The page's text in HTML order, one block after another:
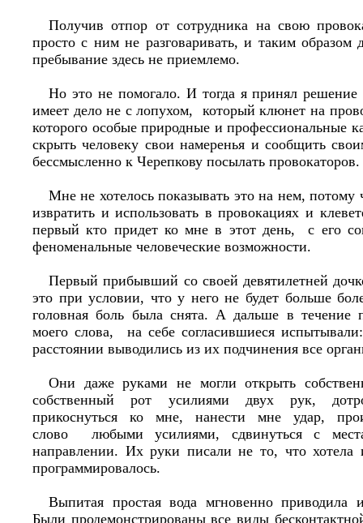
Получив отпор от сотрудника на свою
просто с ним не разговаривать, и таким образом
пребывание здесь не приемлемо.
Но это не помогало. И тогда я принял решение
имеет дело не с лопухом, который клюнет на
которого особые природные и профессиональные
скрыть человеку свои намеренья и сообщить
бессмысленно к Черепкову посылать провокаторов.
Мне не хотелось показывать это на нем, потому
извратить и использовать в провокациях и
первый кто придет ко мне в этот день, с его
феноменальные человеческие возможности.
Первый прибывший со своей девятилетней
это при условии, что у него не будет больше
головная боль была снята. А дальше в течение
моего слова, на себе согласившиеся
расстоянии выводились из их подчинения все
Они даже руками не могли открыть
собственный рот усилиями двух рук,
прикоснуться ко мне, нанести мне удар,
слово любыми усилиями, сдвинуться с
направлении. Их руки писали не то, что
программировалось.
Выпитая простая вода мгновенно приводила
Были продемонстрированы все виды